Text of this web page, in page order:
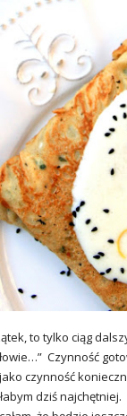
to tylko ciąg
Czynność
czynność
dziś najchętniej.